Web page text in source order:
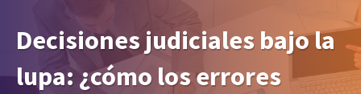
Decisiones judiciales bajo la
lupa: ¿cómo los errores